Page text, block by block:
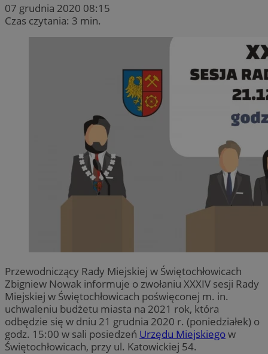
07 grudnia 2020 08:15
Czas czytania: 3 min.
Przewodniczący Rady Miejskiej w Świętochłowicach
Zbigniew Nowak informuje o zwołaniu XXXIV sesji Rady
Miejskiej w Świętochłowicach poświęconej m. in.
uchwaleniu budżetu miasta na 2021 rok, która
odbędzie się w dniu 21 grudnia 2020 r. (poniedziałek) o
godz. 15:00 w sali posiedzeń Urzędu Miejskiegow
Świętochłowicach, przy ul. Katowickiej 54.